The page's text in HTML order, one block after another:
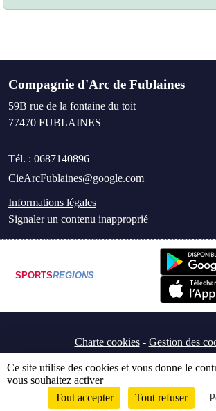
Compagnie d'Arc de Fublaines
59B rue de la fontaine du toit
77470 FUBLAINES
Tél. : 0687140896
CieArcFublaines@google.com
Informations légales
Signaler un contenu inapproprié
SPORTSREGIONS
Charte cookies Gestion des
Envie de participer ?
Ce site utilise des cookies et vous donne le
vous souhaitez activer
Tout accepter
Tout refuser